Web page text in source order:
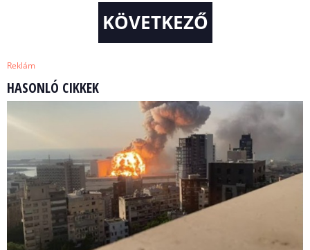
KÖVETKEZŐ
Reklám
HASONLÓ CIKKEK